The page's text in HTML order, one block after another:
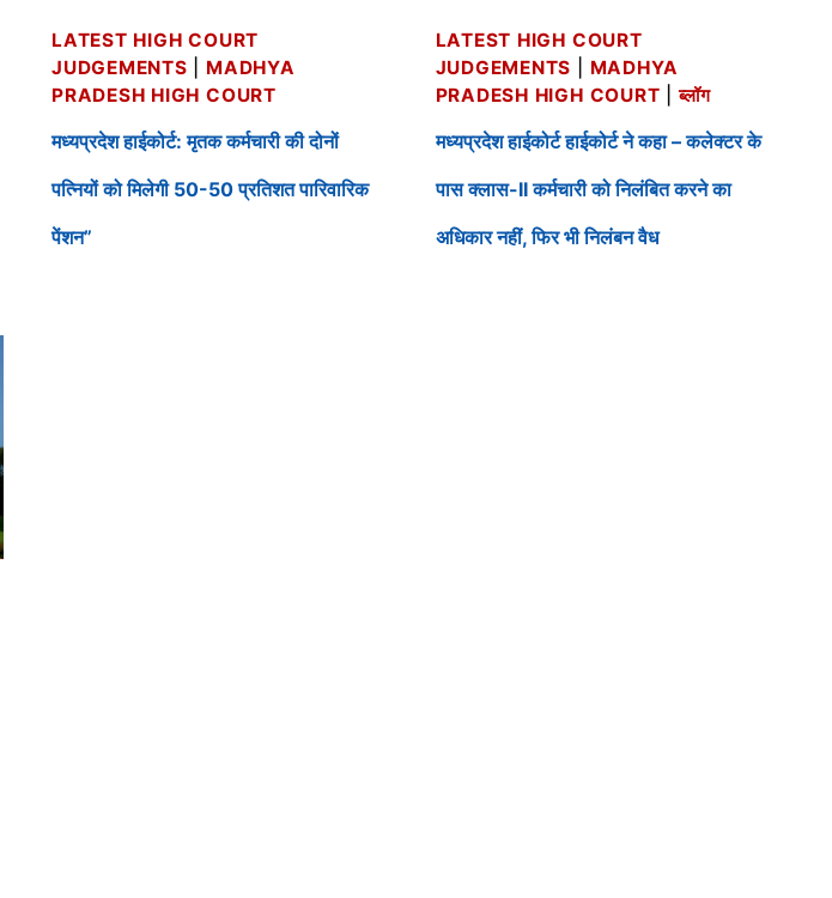
LATEST HIGH COURT
JUDGEMENTS
MADHYA
PRADESH HIGH COURT
मध्यप्रदेश हाईकोर्ट: मृतक कर्मचारी की दोनों
पत्नियों को मिलेगी 50-50 प्रतिशत पारिवारिक
पेंशन”
LATEST HIGH COURT
JUDGEMENTS
MADHYA
PRADESH HIGH COURT |ब्लॉग
मध्यप्रदेश हाईकोर्ट हाईकोर्ट ने कहा – कलेक्टर के
पास क्लास-II कर्मचारी को निलंबित करने का
अधिकार नहीं, फिर भी निलंबन वैध